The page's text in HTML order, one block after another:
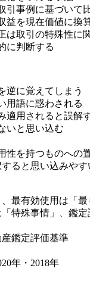
引事例に基づいて
益を現在価値に換
は取引の特殊性に
に判断する
逆に覚えてしまう
用語に惑わされる
適用されると誤解
いと思い込む
性を持つものへの
ると思い込みやす
有効使用は「最
特殊事情」、鑑
鑑定評価基準
年・2018年